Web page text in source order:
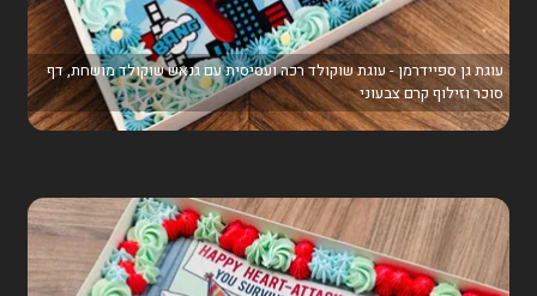
עוגת גן ספיידרמן - עוגת שוקולד רכה ועסיסית עם גנאש שוקולד מושחת, דף
סוכר וזילוף קרם צבעוני